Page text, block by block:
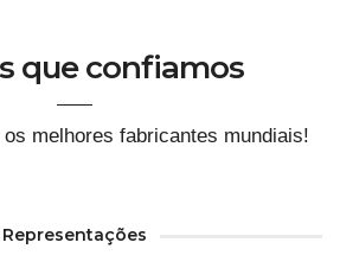
que confiamos
melhores fabricantes mundiais!
Representações